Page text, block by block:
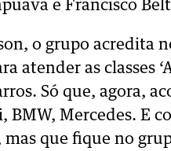
e Francisco
o grupo acredita
atender as classes
Só que, agora,
BMW, Mercedes. E
mas que fique no